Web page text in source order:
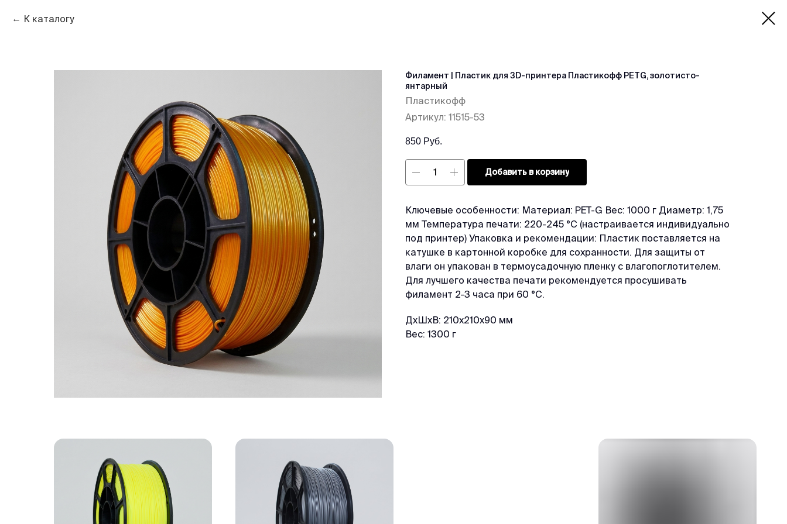
К каталогу
Филамент | Пластик для 3D-принтера Пластикофф PETG, золотисто-
янтарный
Пластикофф
Артикул: 11515-53
850 Руб.
Добавить в корзину
Ключевые особенности: Материал: PET-G Вес: 1000 г Диаметр: 1,75
мм Температура печати: 220-245 °C (настраивается индивидуально
под принтер) Упаковка и рекомендации: Пластик поставляется на
катушке в картонной коробке для сохранности. Для защиты от
влаги он упакован в термоусадочную пленку с влагопоглотителем.
Для лучшего качества печати рекомендуется просушивать
филамент 2-3 часа при 60 °C.
ДxШxВ: 210x210x90 мм
Вес: 1300 г